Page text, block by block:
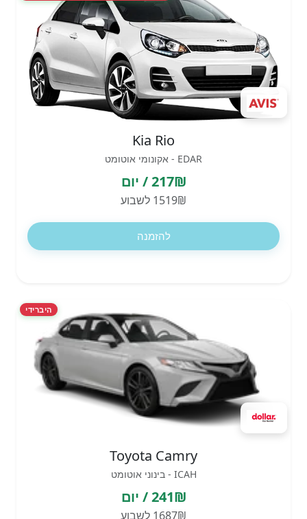
Kia Rio
EDAR - אקונומי אוטומט
217₪ / יום
1519₪ לשבוע
להזמנה
היברידי
Toyota Camry
ICAH - בינוני אוטומט
241₪ / יום
1687₪ לשבוע